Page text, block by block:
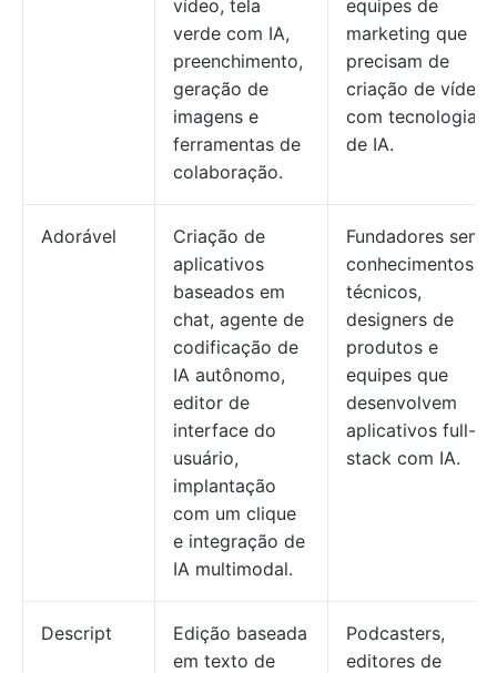
vídeo, tela
verde com IA,
preenchimento,
geração de
imagens e
ferramentas de
colaboração.
equipes de
marketing que
precisam de
criação de vídeo
com tecnologia
de IA.
Adorável
Criação de
aplicativos
baseados em
chat, agente de
codificação de
IA autônomo,
editor de
interface do
usuário,
implantação
com um clique
e integração de
IA multimodal.
Fundadores sem
conhecimentos
técnicos,
designers de
produtos e
equipes que
desenvolvem
aplicativos full-
stack com IA.
Descript
Edição baseada
em texto de
Podcasters,
editores de